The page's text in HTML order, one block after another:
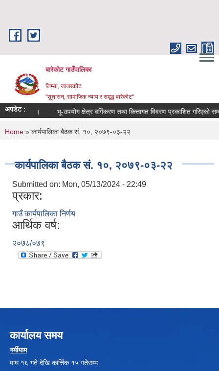
बारेकोट गाउँपालिका
लिम्सा, जाजरकोट
"सुशासन, सामाजिक न्याय र समृद्ध बारेकोट"
अपडेट : भू-उपयोग क्षेत्र वर्गिकरण तथा कित्तागत विवरण प्रकाशित गरिएको
You are here
Home » कार्यपालिका बैठक सं. १०, २०७९-०३-२२
कार्यपालिका बैठक सं. १०, २०७९-०३-२२
Submitted on: Mon, 05/13/2024 - 22:49
प्रकार:
गाउँ कार्यपालिका निर्णय
आर्थिक वर्ष:
२०७८/०७९
कार्यालय समय
गर्मीयाम
माघ १६ गते देखि कार्त्तिक १५ गतेसम्म